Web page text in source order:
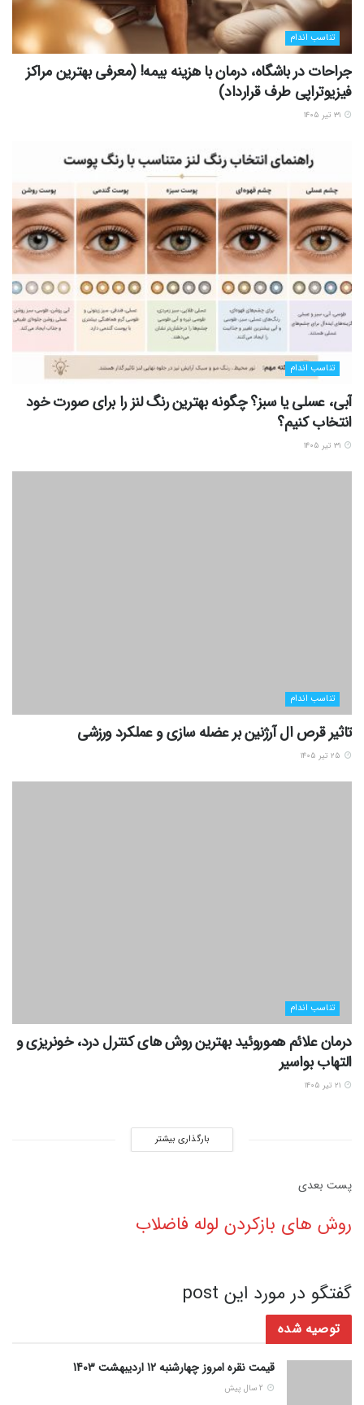
تناسب اندام
جراحات در باشگاه، درمان با هزینه بیمه! (معرفی بهترین مراکز
فیزیوتراپی طرف قرارداد)
تناسب اندام
آبی، عسلی یا سبز؟ چگونه بهترین رنگ لنز را برای صورت خود
انتخاب کنیم؟
تناسب اندام
تاثیر قرص ال آرژنین بر عضله سازی و عملکرد ورزشی
تناسب اندام
درمان علائم هموروئید بهترین روش های کنترل درد، خونریزی و
التهاب بواسیر
بارگذاری بیشتر
پست‌ بعدی
روش های بازکردن لوله فاضلاب
گفتگو در مورد این post
توصیه شده
قیمت نقره امروز چهارشنبه 12 اردیبهشت 1403